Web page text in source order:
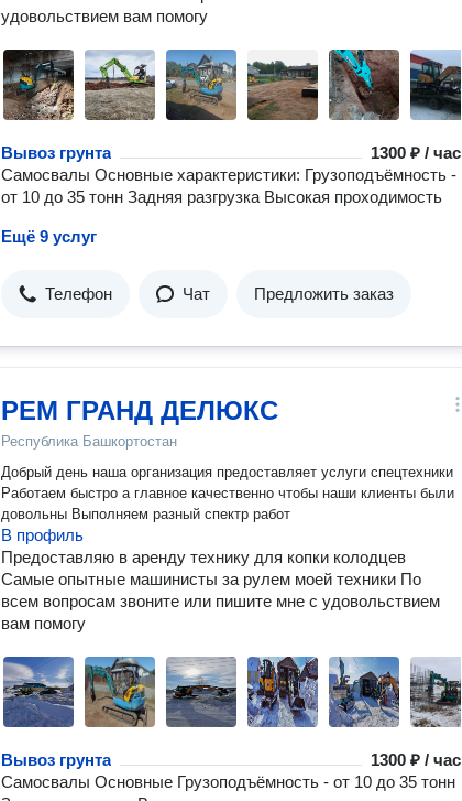
удовольствием вам помогу
Вывоз грунта
1300 ₽ / час
Самосвалы Основные характеристики: Грузоподъёмность -
от 10 до 35 тонн Задняя разгрузка Высокая проходимость
Ещё 9 услуг
Телефон Чат Предложить заказ
РЕМ ГРАНД ДЕЛЮКС
Республика Башкортостан
Добрый день наша организация предоставляет услуги спецтехники
Работаем быстро а главное качественно чтобы наши клиенты были
довольны Выполняем разный спектр работ
В профиль
Предоставляю в аренду технику для копки колодцев
Самые опытные машинисты за рулем моей техники По
всем вопросам звоните или пишите мне с удовольствием
вам помогу
Вывоз грунта
1300 ₽ / час
Самосвалы Основные Грузоподъёмность - от 10 до 35 тонн